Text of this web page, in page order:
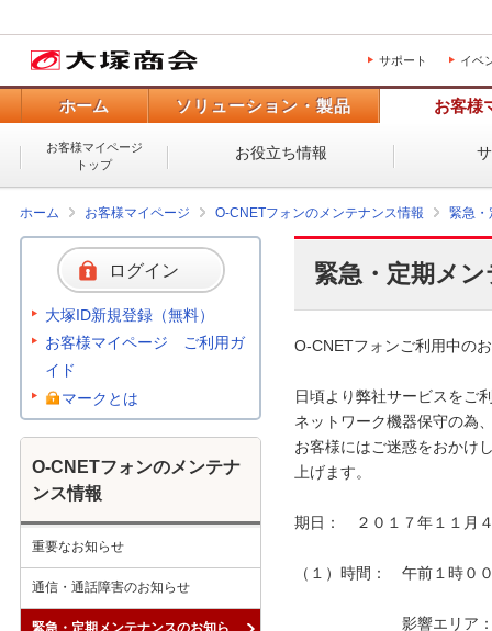
サポート イベ
ホーム ソリューション・製品 お客様
お客様マイページ
トップ
お役立ち情報
ホーム お客様マイページ O-CNETフォンのメンテナンス情報 緊急・
緊急・定期メ
O-CNETフォンご利用中の
日頃より弊社サービスをご
ネットワーク機器保守の為
お客様にはご迷惑をおかけ
上げます。
期日：　２０１７年１１月
（１）時間：　午前１時０
影響エリア：　下記
ログイン
大塚ID新規登録（無料）
お客様マイページ ご利用ガ
イド
マークとは
O-CNETフォンのメンテナ
ンス情報
重要なお知らせ
通信・通話障害のお知らせ
緊急・定期メンテナンスのお知ら